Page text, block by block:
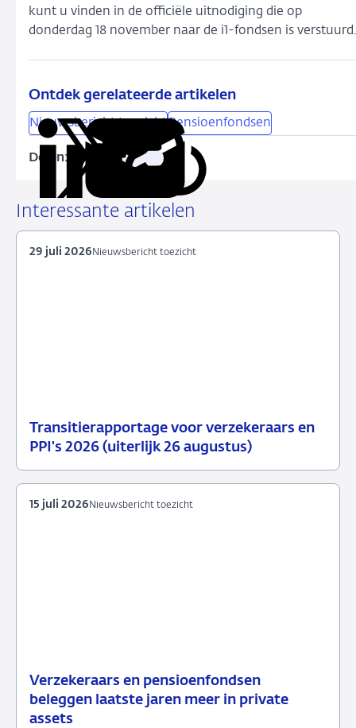
kunt u vinden in de officiële uitnodiging die op
donderdag 18 november naar de i1-fondsen is verstuurd.
Ontdek gerelateerde artikelen
Nieuwsbericht toezicht Pensioenfondsen
Delen:
Deel
LinkedIn
via
X
Deel
Facebook
Deel
e-
Kopieer
Interessante artikelen
Transitierapportage voor verzekeraars en
PPI's 2026 (uiterlijk 26 augustus)
29
Nieuwsbericht
Nieuwsbericht toezicht
29 juli 2026
Verzekeraars en pensioenfondsen
beleggen laatste jaren meer in private
assets
15
juli
Nieuwsbericht
toezicht
Nieuwsbericht toezicht
15 juli 2026